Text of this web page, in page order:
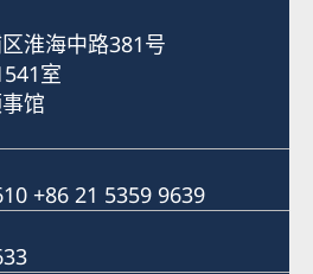
淮海中路381号
室
馆
+86 21 5359 9639